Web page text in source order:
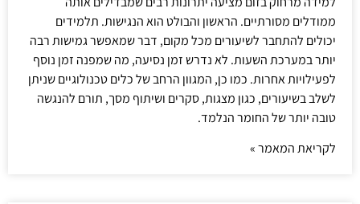
ממודלים מסורתיים. הראשון והבולט הוא הנגישות. תלמידים
יכולים להתחבר לשיעורים מכל מקום, דבר שמאפשר גמישות רבה
יותר במערכת השעות. לא נדרש זמן נסיעה, מה שמפנה זמן נוסף
לפעילויות אחרות. כמו כן, המגוון הרחב של כלים טכנולוגיים שניתן
לשלב בשיעורים, כגון מצגות, סקרים ושיתוף מסך, תורם להנגשה
טובה יותר של החומר הנלמד.
לקריאת המאמר »